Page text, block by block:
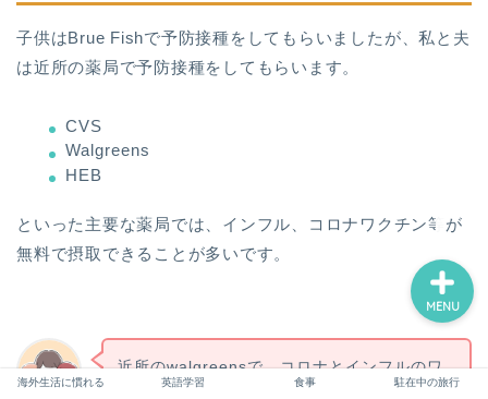
子供はBrue Fishで予防接種をしてもらいましたが、私と夫
は近所の薬局で予防接種をしてもらいます。
CVS
Walgreens
HEB
といった主要な薬局では、インフル、コロナワクチン等が
無料で摂取できることが多いです。
近所のwalgreensで、コロナとインフルのワ
クチンを無料＆待ち時間なし（予約制）で打
海外生活に慣れる 英語学習 食事 駐在中の旅行
MENU
ト・心構え）